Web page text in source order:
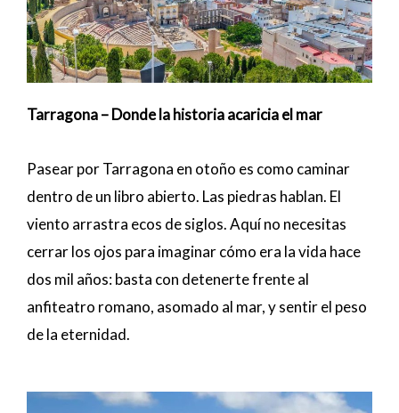
Tarragona – Donde la historia acaricia el mar
Pasear por Tarragona en otoño es como caminar
dentro de un libro abierto. Las piedras hablan. El
viento arrastra ecos de siglos. Aquí no necesitas
cerrar los ojos para imaginar cómo era la vida hace
dos mil años: basta con detenerte frente al
anfiteatro romano, asomado al mar, y sentir el peso
de la eternidad.